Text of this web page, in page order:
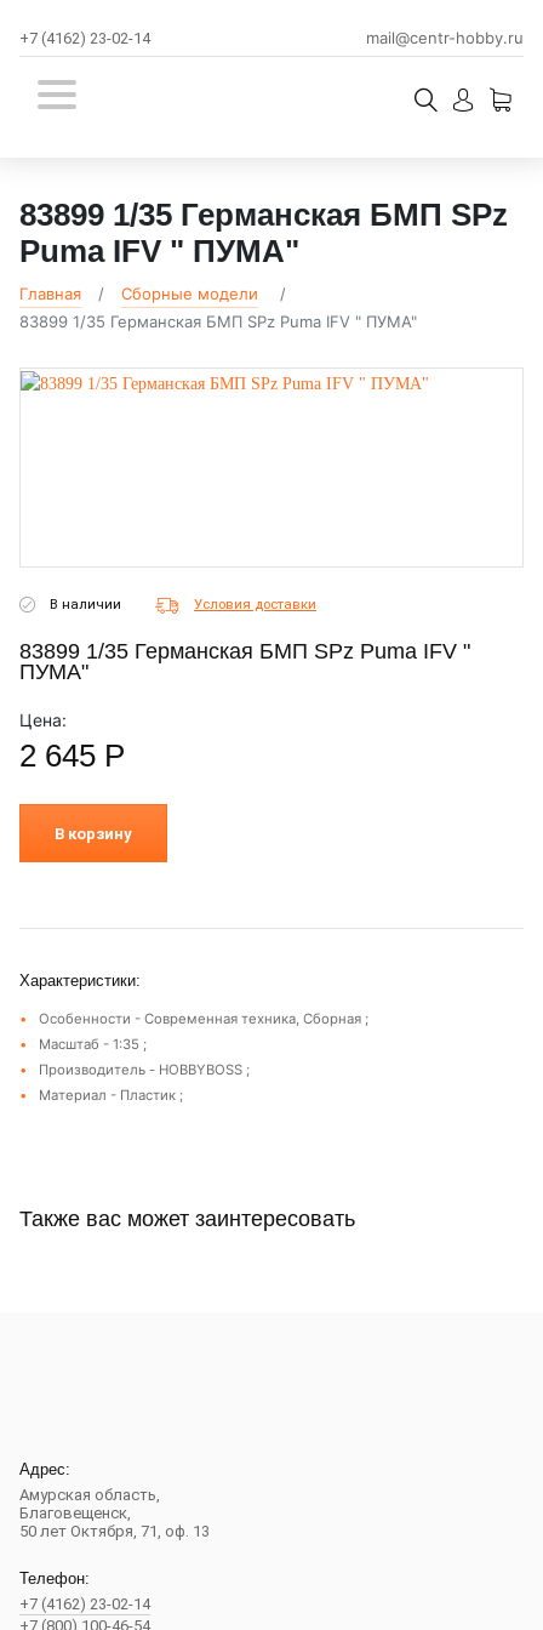
mail@centr-hobby.ru
+7 (4162) 23-02-14
83899 1/35 Германская БМП SPz
Puma IFV " ПУМА"
Главная
Сборные модели
83899 1/35 Германская БМП SPz Puma IFV " ПУМА"
В наличии Условия доставки
83899 1/35 Германская БМП SPz Puma IFV "
ПУМА"
Цена:
2 645 Р
В корзину
Характеристики:
Особенности - Современная техника, Сборная ;
Масштаб - 1:35 ;
Производитель - HOBBYBOSS ;
Материал - Пластик ;
Также вас может заинтересовать
Адрес:
Амурская область,
Благовещенск,
50 лет Октября, 71, оф. 13
Телефон:
+7 (4162) 23-02-14
+7 (800) 100-46-54